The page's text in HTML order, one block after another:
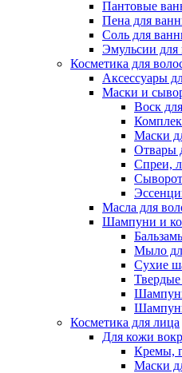
Пантовые
Пена для
Соль для
Эмульсии
Косметика для
Аксессуары
Маски и
Воск
Маски
Отвары
Спреи,
Масла для
Шампуни и
Мыло
Сухие
Косметика для лица
Для кожи
Кремы,
Маски